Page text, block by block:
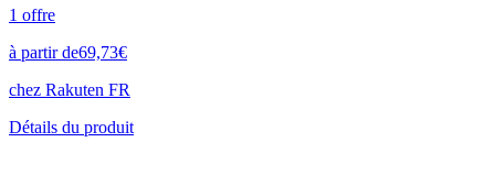
1 offre
à partir de69,73€
chez Rakuten FR
Détails du produit